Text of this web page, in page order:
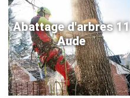
Abattage d'arbres 11
Aude